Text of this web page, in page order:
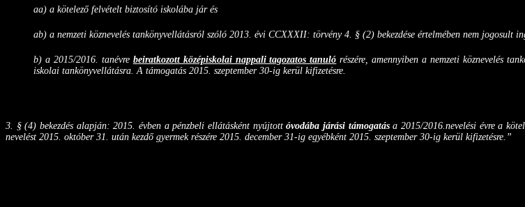
aa) a kötelező felvételt biztosító iskolába jár és
ab) a nemzeti köznevelés tankönyvellátásról szóló 2013. évi CCXXXII: törvény 4. § (2) bekezdése értelmében nem jogosult
b) a 2015/2016. tanévre beiratkozott középiskolai nappali tagozatos tanuló részére, amennyiben a nemzeti köznevelés
iskolai tankönyvellátásra. A támogatás 2015. szeptember 30-ig kerül kifizetésre.
3. § (4) bekezdés alapján: 2015. évben a pénzbeli ellátásként nyújtottóvodába járási támogatása 2015/2016.nevelési évre a
nevelést 2015. október 31. után kezdő gyermek részére 2015. december 31-ig egyébként 2015. szeptember 30-ig kerül kifizetésre.”